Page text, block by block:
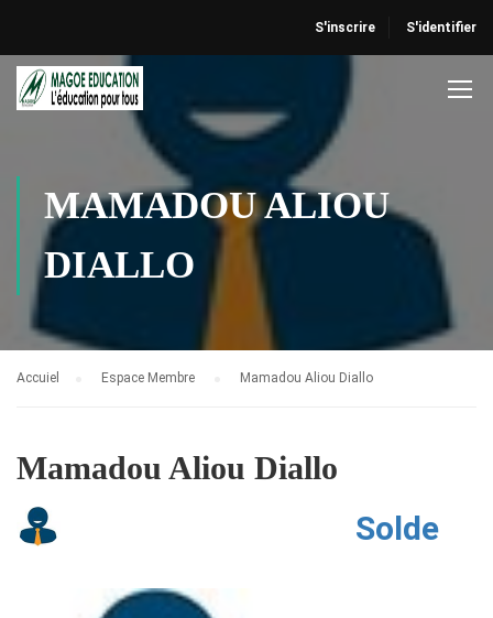
S'inscrire S'identifier
MAMADOU ALIOU
DIALLO
Accuiel Espace Membre Mamadou Aliou Diallo
Mamadou Aliou Diallo
Solde